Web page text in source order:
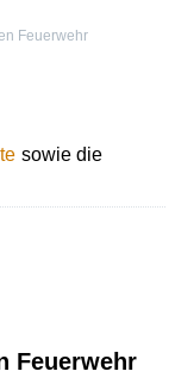
Feuerwehr
sowie die
Feuerwehr